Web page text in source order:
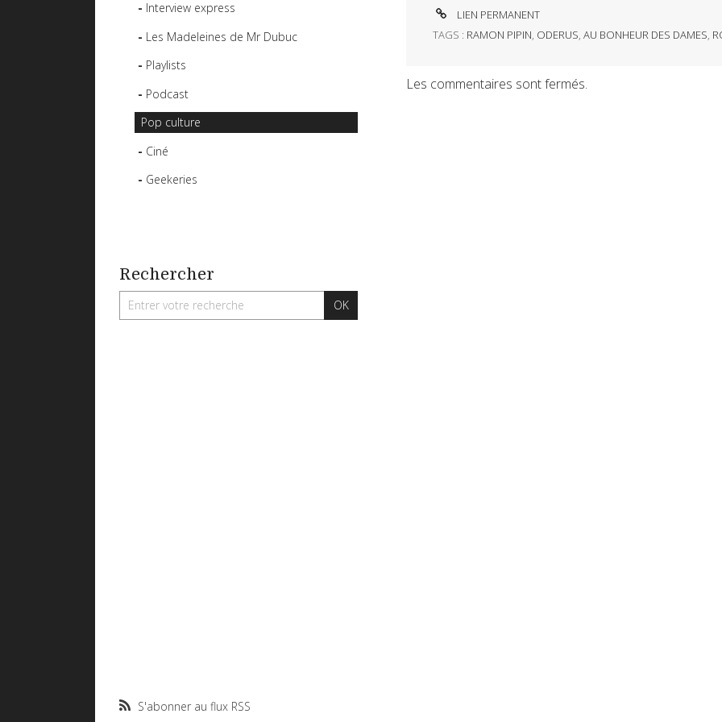
Interview express
Les Madeleines de Mr Dubuc
Playlists
Podcast
Pop culture
Ciné
Geekeries
Rechercher
S'abonner au flux RSS
LIEN PERMANENT
TAGS : RAMON PIPIN, ODERUS, AU BONHEUR DES DAMES,
Les commentaires sont fermés.